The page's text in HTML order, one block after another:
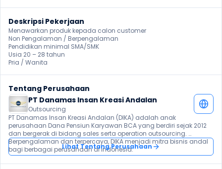
Deskripsi Pekerjaan
Menawarkan produk kepada calon customer
Non Pengalaman / Berpengalaman
Pendidikan minimal SMA/SMK
Usia 20 – 28 tahun
Pria / Wanita
Tentang Perusahaan
PT Danamas Insan Kreasi Andalan
Outsourcing
PT Danamas Insan Kreasi Andalan (DIKA) adalah anak
perusahaan Dana Pensiun Karyawan BCA yang berdiri sejak 2012
dan bergerak di bidang sales serta operation outsourcing.
Berpengalaman dan terpercaya, DIKA menjadi mitra bisnis andal
bagi berbagai perusahaan di Indonesia.
Lihat Tentang Perusahaan